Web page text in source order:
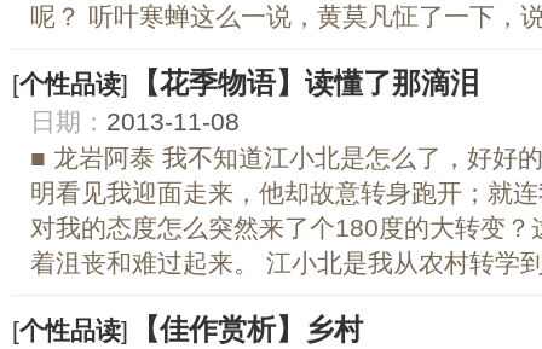
呢？ 听叶寒蝉这么一说，黄莫凡怔了一下，
[个性品读] 【花季物语】读懂了那滴泪
日期： 2013-11-08
■ 龙岩阿泰 我不知道江小北是怎么了，好好
明看见我迎面走来，他却故意转身跑开；就
对我的态度怎么突然来了个180度的大转变
着沮丧和难过起来。 江小北是我从农村转学
[个性品读] 【佳作赏析】乡村